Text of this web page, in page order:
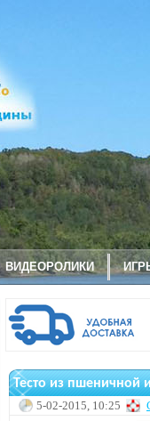
ВИДЕОРОЛИКИ
Тесто из пшеничной
5-02-2015, 10:25